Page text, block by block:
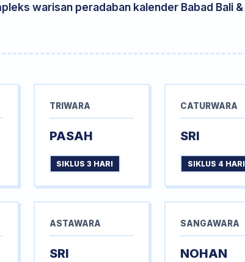
warisan peradaban kalender Babad Bali &
TRIWARA
PASAH
SIKLUS 3 HARI
CATURWARA
SRI
SIKLUS 4 HARI
ASTAWARA
SRI
SANGAWARA
NOHAN